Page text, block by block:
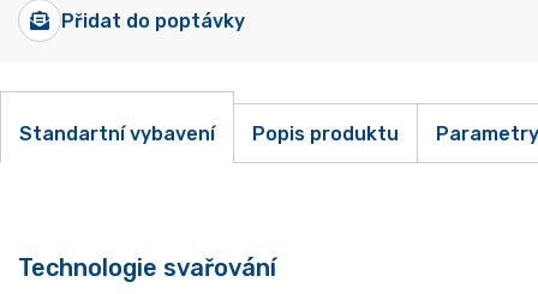
Přidat do poptávky
Standartní vybavení Popis produktu Parametry
Technologie svařování